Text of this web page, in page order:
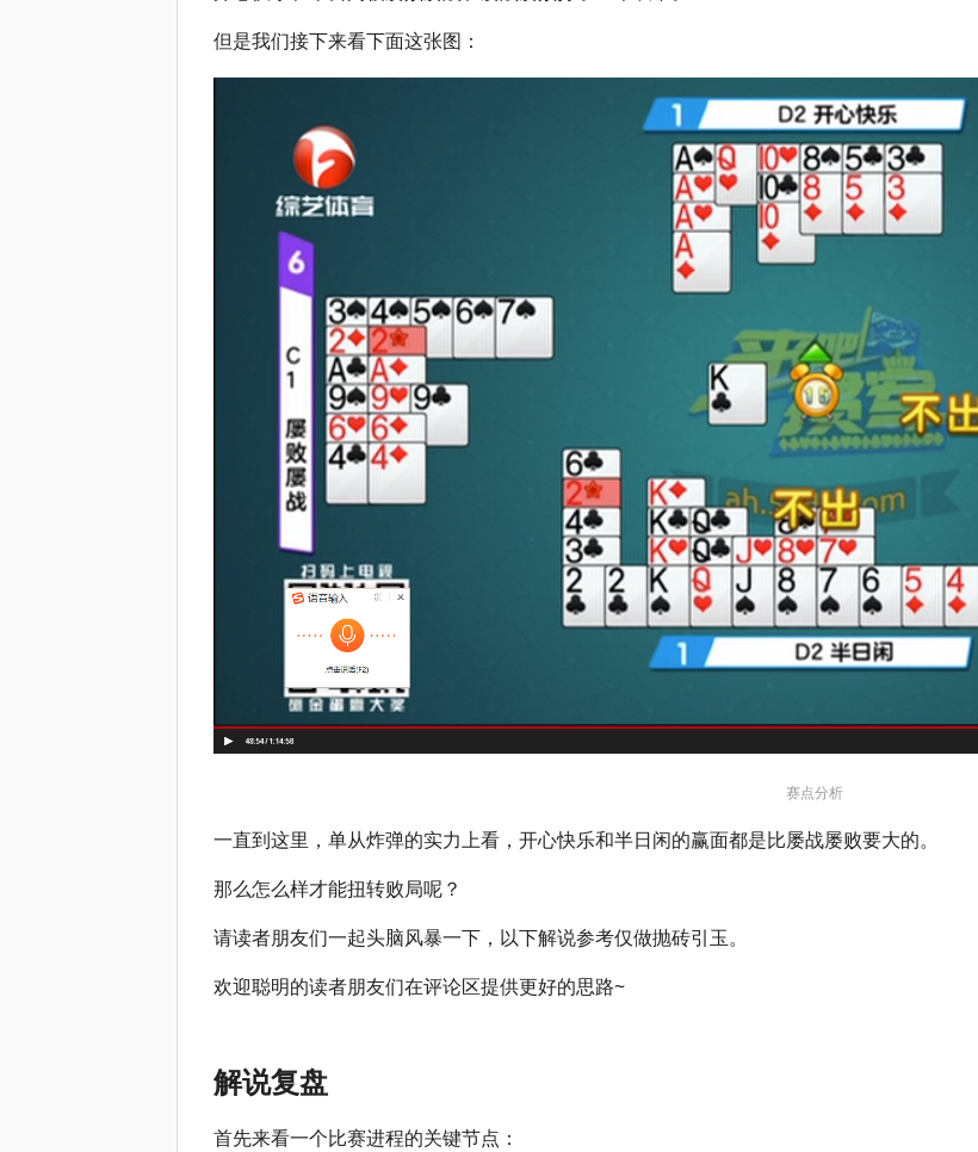
但是我们接下来看下面这张图：
赛点分析
一直到这里，单从炸弹的实力上看，开心快乐和半日闲的赢面都是比屡战屡败要大的。
那么怎么样才能扭转败局呢？
请读者朋友们一起头脑风暴一下，以下解说参考仅做抛砖引玉。
欢迎聪明的读者朋友们在评论区提供更好的思路~
解说复盘
首先来看一个比赛进程的关键节点：